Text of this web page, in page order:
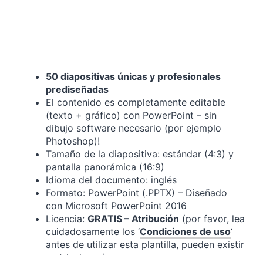
50 diapositivas únicas y profesionales
prediseñadas
El contenido es completamente editable
(texto + gráfico) con PowerPoint – sin
dibujo software necesario (por ejemplo
Photoshop)!
Tamaño de la diapositiva: estándar (4:3) y
pantalla panorámica (16:9)
Idioma del documento: inglés
Formato: PowerPoint (.PPTX) – Diseñado
con Microsoft PowerPoint 2016
Licencia: GRATIS – Atribución (por favor, lea
cuidadosamente los ‘Condiciones de uso‘
antes de utilizar esta plantilla, pueden existir